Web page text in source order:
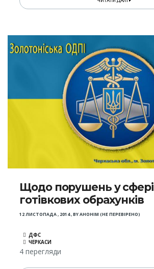
Щодо порушень у сфері
готівкових обрахунків
12 ЛИСТОПАДА , 2014,BYАНОНІМ (НЕ ПЕРЕВІРЕНО)
ДФС
ЧЕРКАСИ
4 перегляди